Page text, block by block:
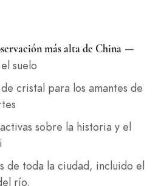
más alta de China—
suelo
cristal para los amantes de
sobre la historia y el
de toda la ciudad, incluido el
río.